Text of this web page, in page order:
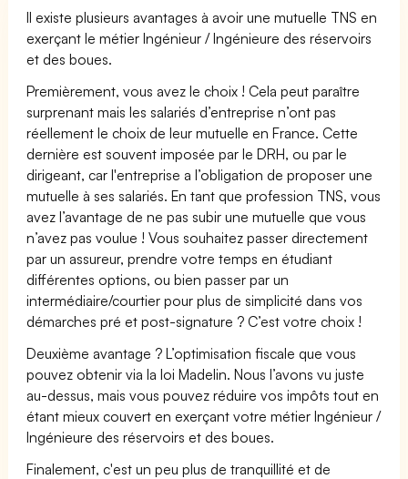
Il existe plusieurs avantages à avoir une mutuelle TNS en
exerçant le métier Ingénieur / Ingénieure des réservoirs
et des boues.
Premièrement, vous avez le choix ! Cela peut paraître
surprenant mais les salariés d’entreprise n’ont pas
réellement le choix de leur mutuelle en France. Cette
dernière est souvent imposée par le DRH, ou par le
dirigeant, car l'entreprise a l’obligation de proposer une
mutuelle à ses salariés. En tant que profession TNS, vous
avez l’avantage de ne pas subir une mutuelle que vous
n’avez pas voulue ! Vous souhaitez passer directement
par un assureur, prendre votre temps en étudiant
différentes options, ou bien passer par un
intermédiaire/courtier pour plus de simplicité dans vos
démarches pré et post-signature ? C’est votre choix !
Deuxième avantage ? L’optimisation fiscale que vous
pouvez obtenir via la loi Madelin. Nous l’avons vu juste
au-dessus, mais vous pouvez réduire vos impôts tout en
étant mieux couvert en exerçant votre métier Ingénieur /
Ingénieure des réservoirs et des boues.
Finalement, c'est un peu plus de tranquillité et de